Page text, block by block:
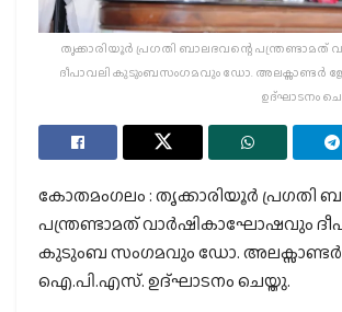
തൃക്കാരിയൂർ പ്രഗതി ബാലഭവന്റെ
ദീപാവലി കുടുംബസംഗമവും ഡോ. അലക്സാണ്ടർ
ഉദ്ഘാടനം
കോതമംഗലം : തൃക്കാരിയൂർ പ്രഗതി
പന്ത്രണ്ടാമത് വാർഷികാഘോഷവും
കുടുംബ സംഗമവും ഡോ.
ഐ.പി.എസ്. ഉദ്ഘാടനം ചെയ്തു.